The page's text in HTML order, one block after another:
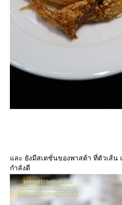
ละ ยังมีสเตชั่นของพาสต้า ที่ตัวเส้น
กำลังดี